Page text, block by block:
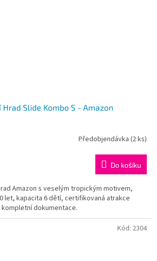
Hrad Slide Kombo S - Amazon
Předobjendávka(2 ks)
Do košíku
Amazon s veselým tropickým motivem,
let, kapacita 6 dětí, certifikovaná atrakce
dokumentace.
Kód: 2304